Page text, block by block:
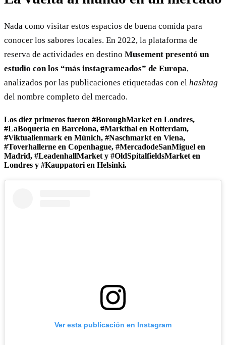
Nada como visitar estos espacios de buena comida para
conocer los sabores locales. En 2022, la plataforma de
reserva de actividades en destino Musement presentó un
estudio con los “más instagrameados” de Europa,
analizados por las publicaciones etiquetadas con el hashtag
del nombre completo del mercado.
Los diez primeros fueron #BoroughMarket en Londres,
#LaBoquería en Barcelona, #Markthal en Rotterdam,
#Viktualienmark en Múnich, #Naschmarkt en Viena,
#Toverhallerne en Copenhague, #MercadodeSanMiguel en
Madrid, #LeadenhallMarket y #OldSpitalfieldsMarket en
Londres y #Kauppatori en Helsinki.
Ver esta publicación en Instagram